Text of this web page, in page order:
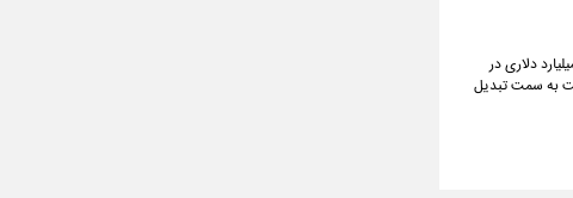
تهران، با برنامه‌های توسعه‌ای جامع، خود را برای تحولی بزرگ آماده می‌کند. سرمایه‌گذاری ۳.۵ میلیارد دلاری در
شازند اراک و حرکت به سمت تبدیل